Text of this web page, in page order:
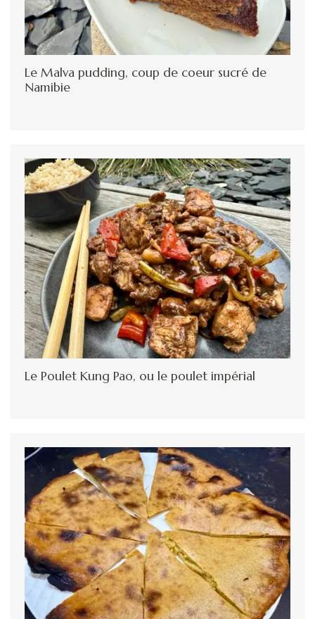
Le Malva pudding, coup de coeur sucré de
Namibie
Le Poulet Kung Pao, ou le poulet impérial